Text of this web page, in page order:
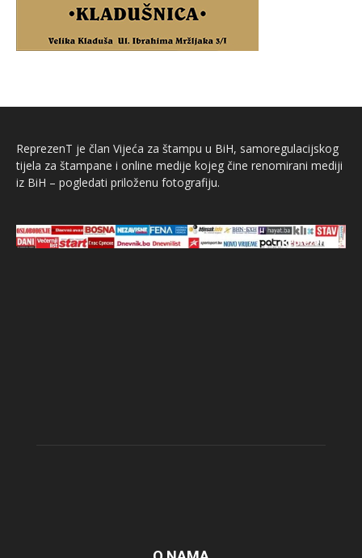
ReprezenT je član Vijeća za štampu u BiH, samoregulacijskog
tijela za štampane i online medije kojeg čine renomirani mediji
iz BiH – pogledati priloženu fotografiju.